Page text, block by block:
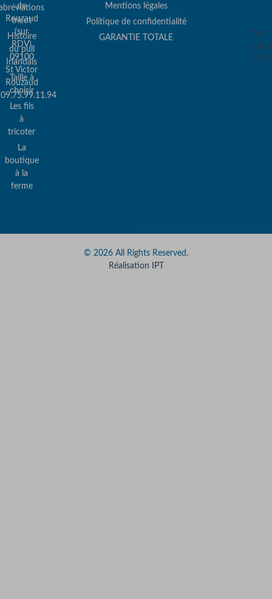
de
Rouzaud
(sur
RDV)
09100
St Victor
Rouzaud
09.75.99.11.94
tricot
Histoire
du pull
Irlandais
Taille à
choisir
Les fils
à
tricoter
La
boutique
à la
ferme
Mentions légales
Politique de confidentialité
GARANTIE TOTALE
Port
(79€)
© 2026 All Rights Reserved.
Réalisation IPT